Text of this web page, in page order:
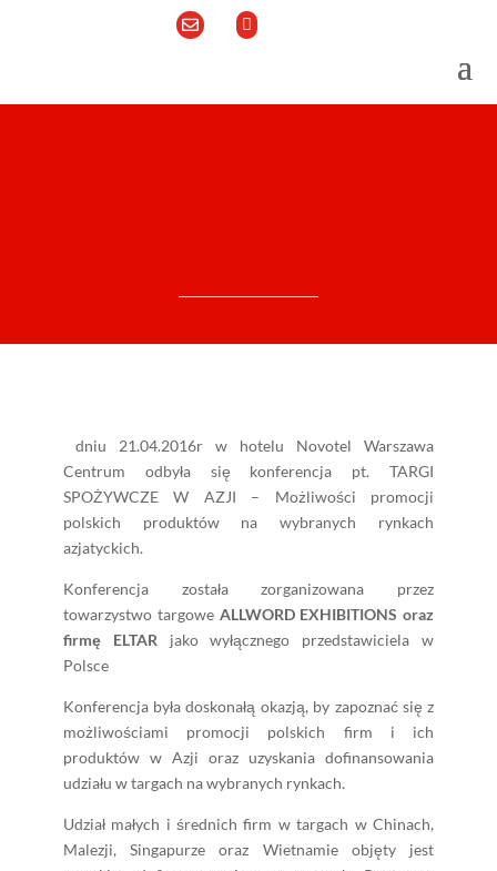
 
dniu 21.04.2016r w hotelu Novotel Warszawa
Centrum odbyła się konferencja pt. TARGI
SPOŻYWCZE W AZJI – Możliwości promocji
polskich produktów na wybranych rynkach
azjatyckich.
Konferencja została zorganizowana przez
towarzystwo targowe ALLWORD EXHIBITIONSoraz
firmęELTAR jako wyłącznego przedstawiciela w
Polsce
Konferencja była doskonałą okazją, by zapoznać się z
możliwościami promocji polskich firm i ich
produktów w Azji oraz uzyskania dofinansowania
udziału w targach na wybranych rynkach.
Udział małych i średnich firm w targach w Chinach,
Malezji, Singapurze oraz Wietnamie objęty jest